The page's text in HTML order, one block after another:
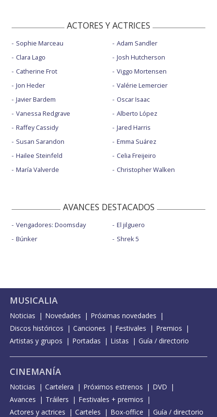
ACTORES Y ACTRICES
Sophie Marceau
Clara Lago
Catherine Frot
Jon Heder
Javier Bardem
Vanessa Redgrave
Raffey Cassidy
Susan Sarandon
Hailee Steinfeld
María Valverde
Adam Sandler
Josh Hutcherson
Viggo Mortensen
Valérie Lemercier
Oscar Isaac
Alberto López
Jared Harris
Emma Suárez
Celia Freijeiro
Christopher Walken
AVANCES DESTACADOS
Vengadores: Doomsday
Búnker
El jilguero
Shrek 5
MUSICALIA
Noticias Novedades
Próximas novedades
Discos históricos
Canciones Festivales
Premios
Artistas y grupos
Portadas Listas Guía / directorio
CINEMANÍA
Noticias Cartelera Próximos estrenos
DVD
Avances
Tráilers
Festivales + premios
Actores y actrices
Carteles Box-office Guía / directorio